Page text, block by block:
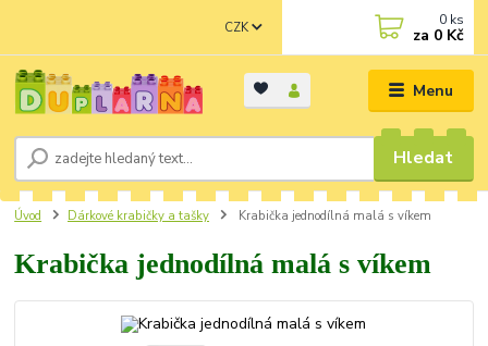
Menu
CZK
Hledat
0 ks
za 0 Kč
Úvod Dárkové krabičky a tašky Krabička jednodílná malá s víkem
Krabička jednodílná malá s víkem